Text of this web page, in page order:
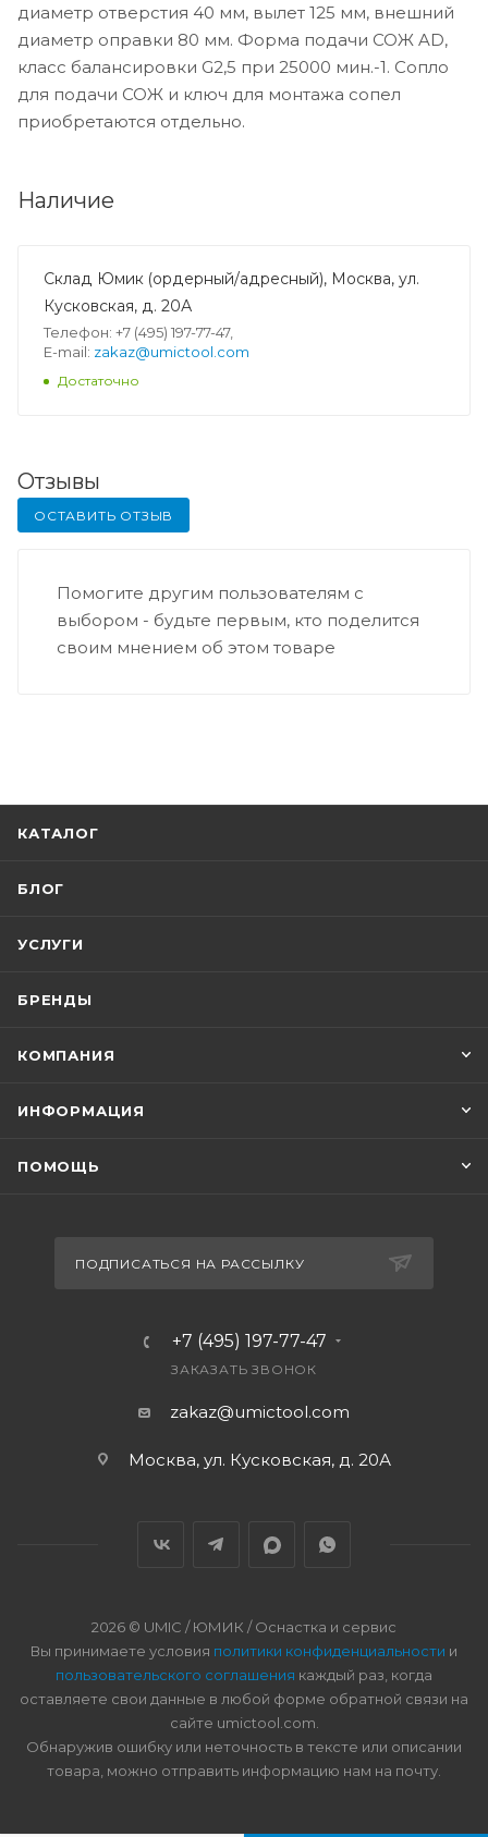
диаметр отверстия 40 мм, вылет 125 мм, внешний
диаметр оправки 80 мм. Форма подачи СОЖ AD,
класс балансировки G2,5 при 25000 мин.-1. Сопло
для подачи СОЖ и ключ для монтажа сопел
приобретаются отдельно.
Наличие
Склад Юмик (ордерный/адресный), Москва, ул.
Кусковская, д. 20А
Телефон: +7 (495) 197-77-47,
E-mail: zakaz@umictool.com
Достаточно
Отзывы
ОСТАВИТЬ ОТЗЫВ
Помогите другим пользователям с
выбором - будьте первым, кто поделится
своим мнением об этом товаре
КАТАЛОГ
БЛОГ
УСЛУГИ
БРЕНДЫ
КОМПАНИЯ
ИНФОРМАЦИЯ
ПОМОЩЬ
ПОДПИСАТЬСЯ НА РАССЫЛКУ
+7 (495) 197-77-47
ЗАКАЗАТЬ ЗВОНОК
zakaz@umictool.com
Москва, ул. Кусковская, д. 20А
2026 © UMIC / ЮМИК / Оснастка и сервис
Вы принимаете условия политики конфиденциальности и
пользовательского соглашения каждый раз, когда
оставляете свои данные в любой форме обратной связи на
сайте umictool.com.
Обнаружив ошибку или неточность в тексте или описании
товара, можно отправить информацию нам на почту.